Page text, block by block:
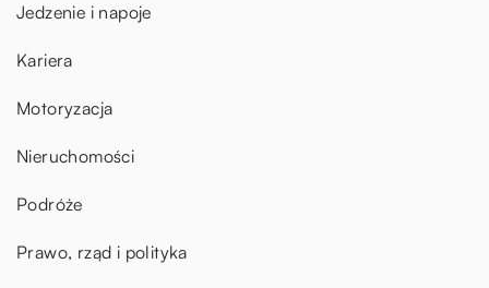
Jedzenie i napoje
Kariera
Motoryzacja
Nieruchomości
Podróże
Prawo, rząd i polityka